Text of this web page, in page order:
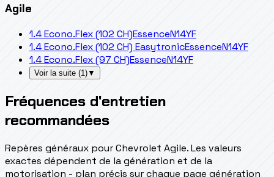
Agile
1.4 Econo.Flex (102 CH)EssenceN14YF
1.4 Econo.Flex (102 CH) EasytronicEssenceN14YF
1.4 Econo.Flex (97 CH)EssenceN14YF
Voir la suite (1 )▼
Fréquences d'entretien
recommandées
Repères généraux pour Chevrolet Agile. Les valeurs
exactes dépendent de la génération et de la
motorisation - plan précis sur chaque page génération